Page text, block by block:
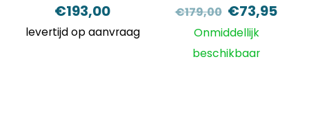
€193,00
levertijd op aanvraag
€179,00
prijs
was:
€73,95
Onmiddellijk
beschikbaar